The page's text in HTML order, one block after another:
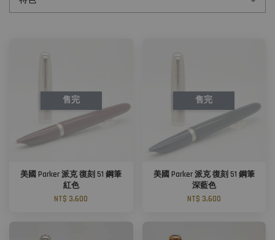
售完
美國 Parker 派克 復刻 51 鋼筆
紅色
NT$ 3,600
售完
美國 Parker 派克 復刻 51 鋼筆
深藍色
NT$ 3,600